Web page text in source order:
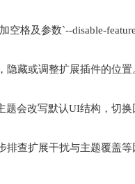
格及参数`--disable-
藏或调整扩展插件的位
题会改写默认UI结构，切
查扩展干扰与主题覆盖